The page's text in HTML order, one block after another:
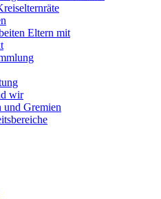
Eltern mit
wir
und Gremien